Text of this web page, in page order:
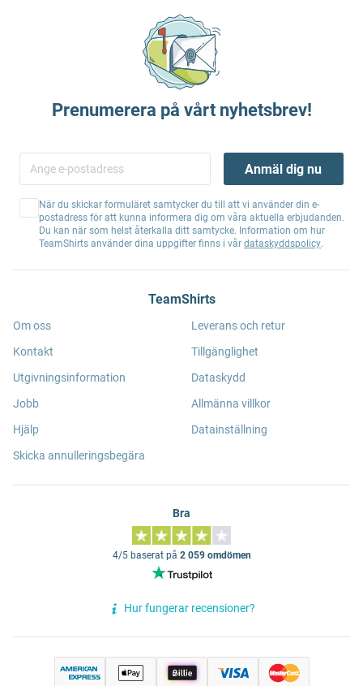
Prenumerera på vårt nyhetsbrev!
Anmäl dig nu
När du skickar formuläret samtycker du till att vi använder din e-
postadress för att kunna informera dig om våra aktuella erbjudanden.
Du kan när som helst återkalla ditt samtycke. Information om hur
TeamShirts använder dina uppgifter finns i vår dataskyddspolicy.
TeamShirts
Om oss
Kontakt
Utgivningsinformation
Jobb
Hjälp
Skicka annulleringsbegära
Leverans och retur
Tillgänglighet
Dataskydd
Allmänna villkor
Datainställning
Bra
4/5 baserat på 2 059 omdömen
Hur fungerar recensioner?